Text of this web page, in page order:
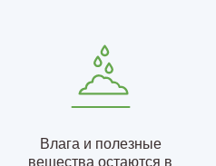
Влага и полезные
вещества остаются в